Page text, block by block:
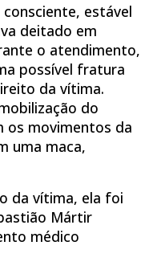
estável
deitado em
o atendimento,
possível fratura
da vítima.
do
movimentos da
uma maca,
da vítima, ela foi
Mártir
médico